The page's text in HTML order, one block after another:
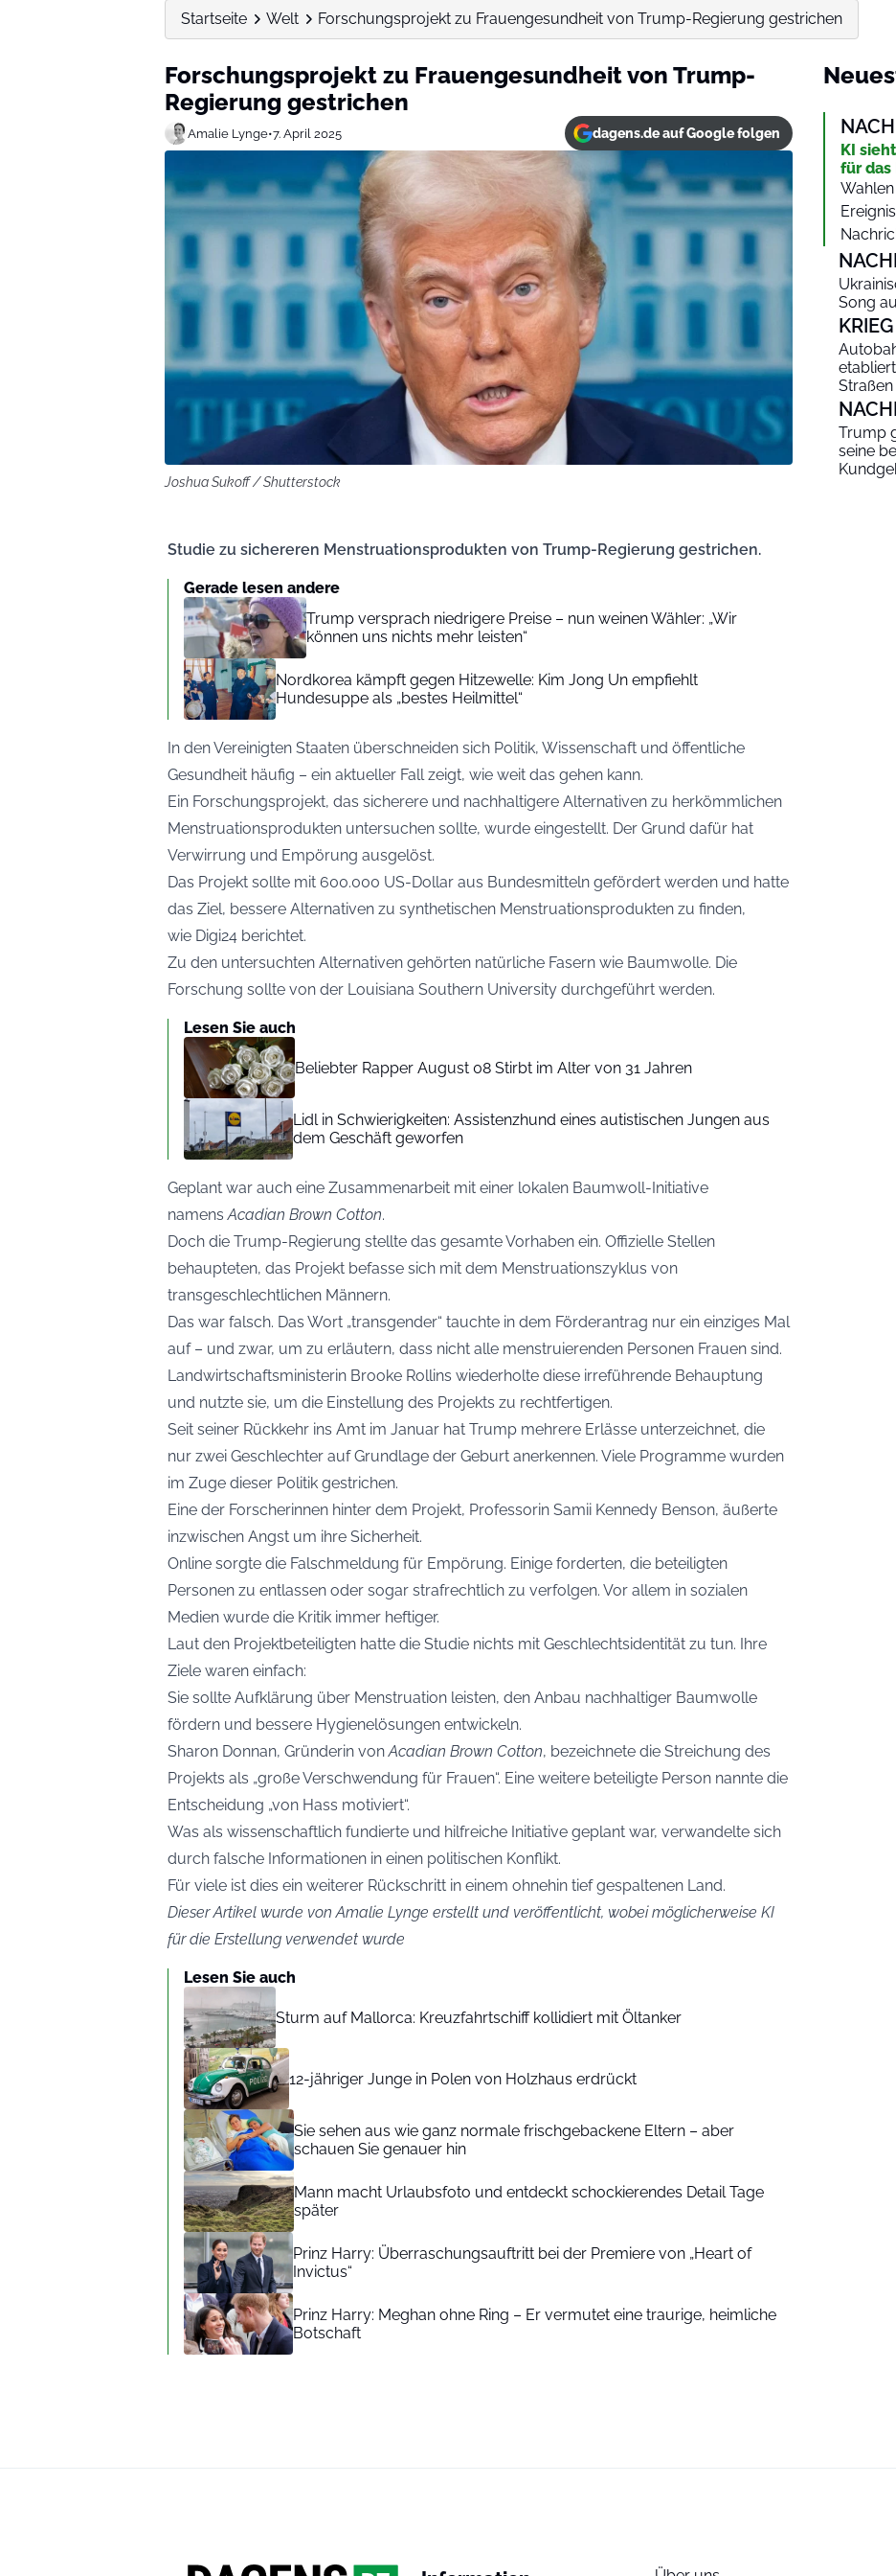
Startseite Welt Forschungsprojekt zu Frauengesundheit von Trump-Regierung gestrichen
Forschungsprojekt zu Frauengesundheit von Trump-
Regierung gestrichen
Amalie Lynge•7. April 2025 dagens.de auf Google folgen
Joshua Sukoff / Shutterstock
Studie zu sichereren Menstruationsprodukten von Trump-Regierung gestrichen.
Gerade lesen andere
Trump versprach niedrigere Preise – nun weinen Wähler: „Wir
können uns nichts mehr leisten“
Nordkorea kämpft gegen Hitzewelle: Kim Jong Un empfiehlt
Hundesuppe als „bestes Heilmittel“
In den Vereinigten Staaten überschneiden sich Politik, Wissenschaft und öffentliche
Gesundheit häufig – ein aktueller Fall zeigt, wie weit das gehen kann.
Ein Forschungsprojekt, das sicherere und nachhaltigere Alternativen zu herkömmlichen
Menstruationsprodukten untersuchen sollte, wurde eingestellt. Der Grund dafür hat
Verwirrung und Empörung ausgelöst.
Das Projekt sollte mit 600.000 US-Dollar aus Bundesmitteln gefördert werden und hatte
das Ziel, bessere Alternativen zu synthetischen Menstruationsprodukten zu finden,
wie Digi24 berichtet.
Zu den untersuchten Alternativen gehörten natürliche Fasern wie Baumwolle. Die
Forschung sollte von der Louisiana Southern University durchgeführt werden.
Lesen Sie auch
Beliebter Rapper August 08 Stirbt im Alter von 31 Jahren
Lidl in Schwierigkeiten: Assistenzhund eines autistischen Jungen aus
dem Geschäft geworfen
Geplant war auch eine Zusammenarbeit mit einer lokalen Baumwoll-Initiative
namensAcadian Brown Cotton.
Doch die Trump-Regierung stellte das gesamte Vorhaben ein. Offizielle Stellen
behaupteten, das Projekt befasse sich mit dem Menstruationszyklus von
transgeschlechtlichen Männern.
Das war falsch. Das Wort „transgender“ tauchte in dem Förderantrag nur ein einziges Mal
auf – und zwar, um zu erläutern, dass nicht alle menstruierenden Personen Frauen sind.
Landwirtschaftsministerin Brooke Rollins wiederholte diese irreführende Behauptung
und nutzte sie, um die Einstellung des Projekts zu rechtfertigen.
Seit seiner Rückkehr ins Amt im Januar hat Trump mehrere Erlässe unterzeichnet, die
nur zwei Geschlechter auf Grundlage der Geburt anerkennen. Viele Programme wurden
im Zuge dieser Politik gestrichen.
Eine der Forscherinnen hinter dem Projekt, Professorin Samii Kennedy Benson, äußerte
inzwischen Angst um ihre Sicherheit.
Online sorgte die Falschmeldung für Empörung. Einige forderten, die beteiligten
Personen zu entlassen oder sogar strafrechtlich zu verfolgen. Vor allem in sozialen
Medien wurde die Kritik immer heftiger.
Laut den Projektbeteiligten hatte die Studie nichts mit Geschlechtsidentität zu tun. Ihre
Ziele waren einfach:
Sie sollte Aufklärung über Menstruation leisten, den Anbau nachhaltiger Baumwolle
fördern und bessere Hygienelösungen entwickeln.
Sharon Donnan, Gründerin vonAcadian Brown Cotton, bezeichnete die Streichung des
Projekts als „große Verschwendung für Frauen“. Eine weitere beteiligte Person nannte die
Entscheidung „von Hass motiviert“.
Was als wissenschaftlich fundierte und hilfreiche Initiative geplant war, verwandelte sich
durch falsche Informationen in einen politischen Konflikt.
Für viele ist dies ein weiterer Rückschritt in einem ohnehin tief gespaltenen Land.
Dieser Artikel wurde von Amalie Lynge erstellt und veröffentlicht, wobei möglicherweise KI
für die Erstellung verwendet wurde
Lesen Sie auch
Sturm auf Mallorca: Kreuzfahrtschiff kollidiert mit Öltanker
12-jähriger Junge in Polen von Holzhaus erdrückt
Sie sehen aus wie ganz normale frischgebackene Eltern – aber
schauen Sie genauer hin
Mann macht Urlaubsfoto und entdeckt schockierendes Detail Tage
später
Prinz Harry: Überraschungsauftritt bei der Premiere von „Heart of
Invictus“
Prinz Harry: Meghan ohne Ring – Er vermutet eine traurige, heimliche
Botschaft
KI
für das
Song
KRIEG
Trump
seine